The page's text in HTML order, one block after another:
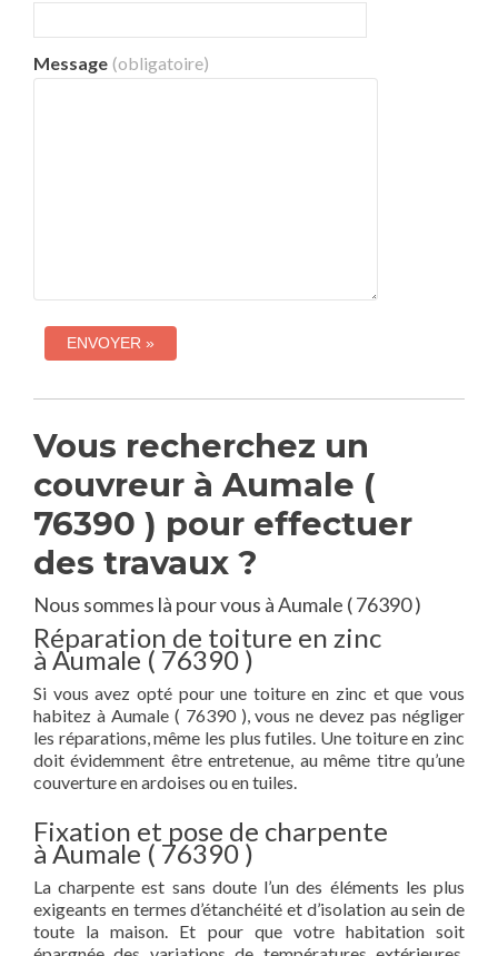
Message (obligatoire)
Vous recherchez un
couvreur à Aumale (
76390 ) pour effectuer
des travaux ?
Nous sommes là pour vous à Aumale ( 76390 )
Réparation de toiture en zinc
à Aumale ( 76390 )
Si vous avez opté pour une toiture en zinc et que vous
habitez à Aumale ( 76390 ), vous ne devez pas négliger
les réparations, même les plus futiles. Une toiture en zinc
doit évidemment être entretenue, au même titre qu’une
couverture en ardoises ou en tuiles.
Fixation et pose de charpente
à Aumale ( 76390 )
La charpente est sans doute l’un des éléments les plus
exigeants en termes d’étanchéité et d’isolation au sein de
toute la maison. Et pour que votre habitation soit